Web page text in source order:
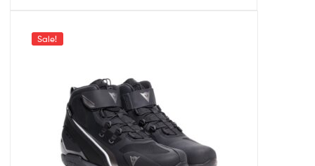
Sale!